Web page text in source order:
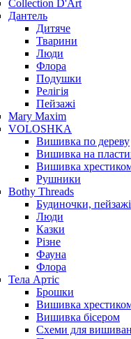
Collection D'Art
Дантель
Дитяче
Тварини
Люди
Флора
Подушки
Релігія
Пейзажі
Mary Maxim
VOLOSHKA
Вишивка по дереву
Вишивка на
Вишивка
Рушники
Bothy Threads
Будиночки, пейзажі
Люди
Казки
Різне
Фауна
Флора
Тела Артіс
Брошки
Вишивка
Вишивка бісером
Схеми для